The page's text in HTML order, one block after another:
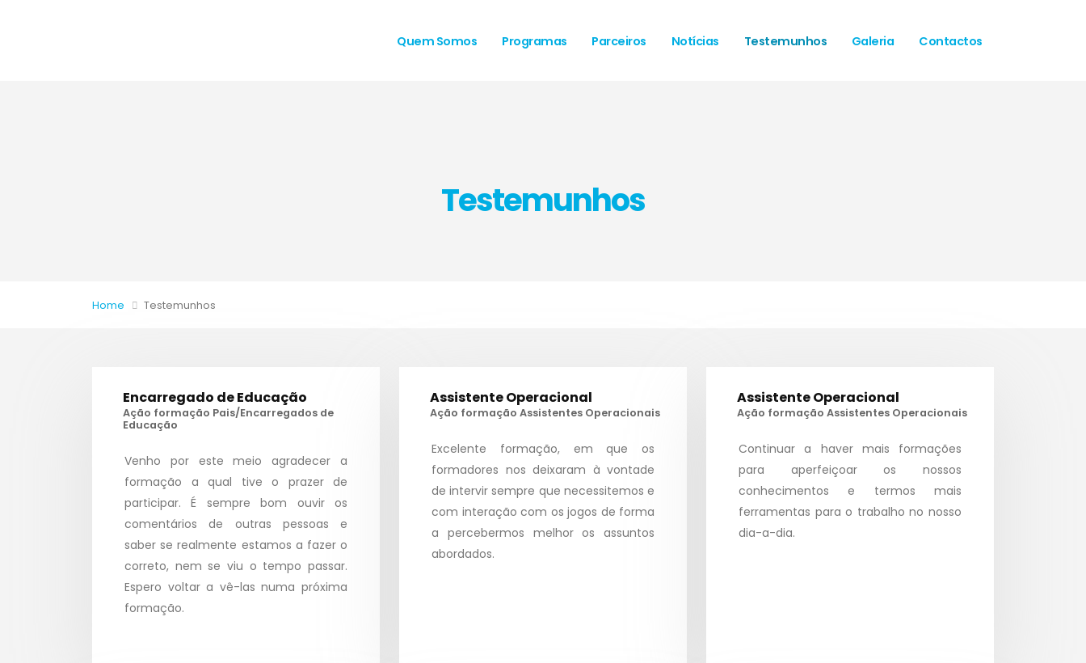
Quem Somos Programas Parceiros Notícias Testemunhos Galeria Contactos
Testemunhos
Home Testemunhos
Encarregado de Educação
Ação formação Pais/Encarregados de
Educação
Venho por este meio agradecer a
formação a qual tive o prazer de
participar. É sempre bom ouvir os
comentários de outras pessoas e
saber se realmente estamos a fazer o
correto, nem se viu o tempo passar.
Espero voltar a vê-las numa próxima
formação.
Assistente Operacional
Ação formação Assistentes Operacionais
Excelente formação, em que os
formadores nos deixaram à vontade
de intervir sempre que necessitemos e
com interação com os jogos de forma
a percebermos melhor os assuntos
abordados.
Assistente Operacional
Ação formação Assistentes Operacionais
Continuar a haver mais formações
para aperfeiçoar os nossos
conhecimentos e termos mais
ferramentas para o trabalho no nosso
dia-a-dia.